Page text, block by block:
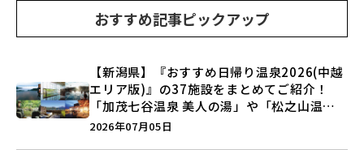
おすすめ記事ピックアップ
【新潟県】『おすすめ日帰り温泉2026(中越
エリア版)』の37施設をまとめてご紹介！
「加茂七谷温泉 美人の湯」や「松之山温泉
ナステビュウ湯の山」などを巡ろう♪
2026年07月05日